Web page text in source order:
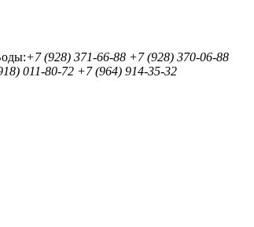
+7 (928) 371-66-88 +7 (928) 370-06-88
011-80-72 +7 (964) 914-35-32